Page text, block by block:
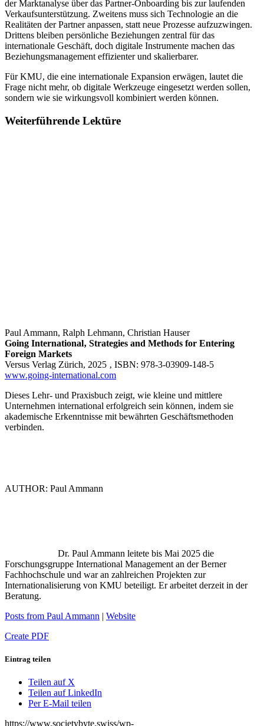
der Marktanalyse über das Partner-Onboarding bis zur laufenden
Verkaufsunterstützung. Zweitens muss sich Technologie an die
Realitäten der Partner anpassen, statt neue Prozesse aufzuzwingen.
Drittens bleiben persönliche Beziehungen zentral für das
internationale Geschäft, doch digitale Instrumente machen das
Beziehungsmanagement effizienter und skalierbarer.
Für KMU, die eine internationale Expansion erwägen, lautet die
Frage nicht mehr, ob digitale Werkzeuge eingesetzt werden sollen,
sondern wie sie wirkungsvoll kombiniert werden können.
Weiterführende Lektüre
Paul Ammann, Ralph Lehmann, Christian Hauser
Going International‚ Strategies and Methods for Entering
Foreign Markets
Versus Verlag Zürich, 2025 ‚ ISBN: 978-3-03909-148-5
www.going-international.com
Dieses Lehr- und Praxisbuch zeigt, wie kleine und mittlere
Unternehmen international erfolgreich sein können, indem sie
akademische Erkenntnisse mit bewährten Geschäftsmethoden
verbinden.
AUTHOR: Paul Ammann
Dr. Paul Ammann leitete bis Mai 2025 die
Forschungsgruppe International Management an der Berner
Fachhochschule und war an zahlreichen Projekten zur
Internationalisierung von KMU beteiligt. Er arbeitet derzeit in der
Beratung.
Posts from Paul Ammann | Website
Create PDF
Eintrag teilen
Teilen auf X
Teilen auf LinkedIn
Per E-Mail teilen
https://www.societybyte.swiss/wp-